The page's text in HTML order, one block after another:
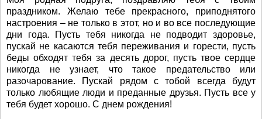
праздником. Желаю тебе прекрасного, приподнятого
настроения – не только в этот, но и во все последующие
дни года. Пусть тебя никогда не подводит здоровье,
пускай не касаются тебя переживания и горести, пусть
беды обходят тебя за десять дорог, пусть твое сердце
никогда не узнает, что такое предательство или
разочарование. Пускай рядом с тобой всегда будут
только любящие люди и преданные друзья. Пусть все у
тебя будет хорошо. С днем рождения!